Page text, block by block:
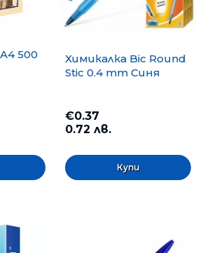
500
Химикалка Bic Round
Stic 0.4 mm Синя
€0.37
0.72 лв.